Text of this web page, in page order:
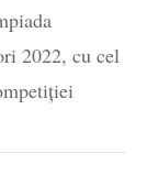
2022, cu cel